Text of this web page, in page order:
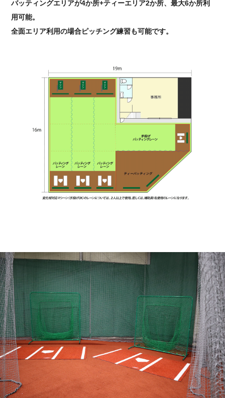
バッティングエリアが4か所+ティーエリア2か所、最大6か所利
用可能。
全面エリア利用の場合ピッチング練習も可能です。